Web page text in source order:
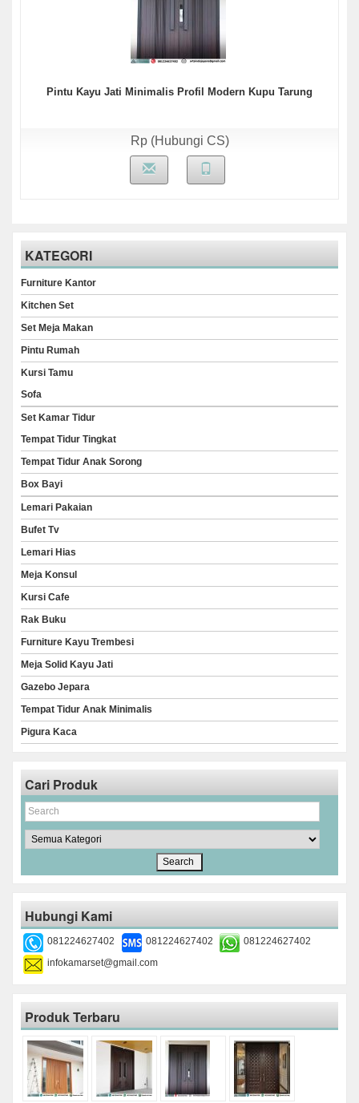
Pintu Kayu Jati Minimalis Profil Modern Kupu Tarung
Rp (Hubungi CS)
KATEGORI
Furniture Kantor
Kitchen Set
Set Meja Makan
Pintu Rumah
Kursi Tamu
Sofa
Set Kamar Tidur
Tempat Tidur Tingkat
Tempat Tidur Anak Sorong
Box Bayi
Lemari Pakaian
Bufet Tv
Lemari Hias
Meja Konsul
Kursi Cafe
Rak Buku
Furniture Kayu Trembesi
Meja Solid Kayu Jati
Gazebo Jepara
Tempat Tidur Anak Minimalis
Pigura Kaca
Cari Produk
Hubungi Kami
081224627402 081224627402
081224627402
infokamarset@gmail.com
Produk Terbaru